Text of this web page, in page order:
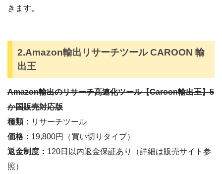
きます。
2.Amazon輸出リサーチツール CAROON 輸
出王
Amazon輸出のリサーチ高速化ツール【Caroon輸出王】5
か国販売対応版
種類： リサーチツール
価格： 19,800円（買い切りタイプ）
返金制度： 120日以内返金保証あり（詳細は販売サイト参
照）